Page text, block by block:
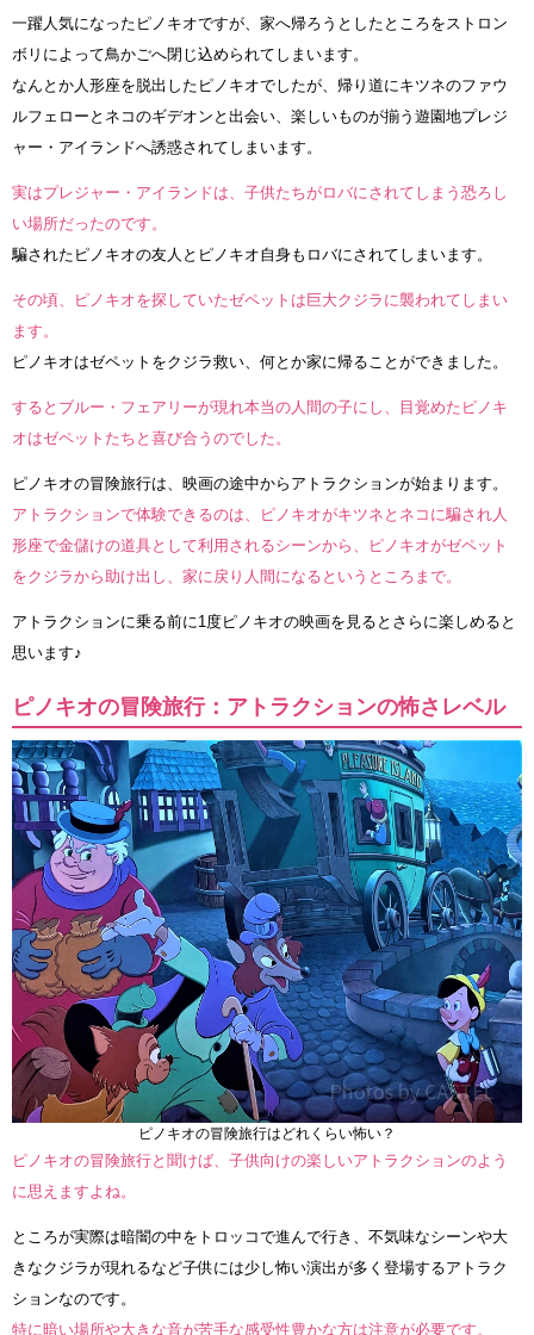
一躍人気になったピノキオですが、家へ帰ろうとしたところをストロン
ボリによって鳥かごへ閉じ込められてしまいます。
なんとか人形座を脱出したピノキオでしたが、帰り道にキツネのファウ
ルフェローとネコのギデオンと出会い、楽しいものが揃う遊園地プレジ
ャー・アイランドへ誘惑されてしまいます。
実はプレジャー・アイランドは、子供たちがロバにされてしまう恐ろし
い場所だったのです。
騙されたピノキオの友人とピノキオ自身もロバにされてしまいます。
その頃、ピノキオを探していたゼペットは巨大クジラに襲われてしまい
ます。
ピノキオはゼペットをクジラ救い、何とか家に帰ることができました。
するとブルー・フェアリーが現れ本当の人間の子にし、目覚めたピノキ
オはゼペットたちと喜び合うのでした。
ピノキオの冒険旅行は、映画の途中からアトラクションが始まります。
アトラクションで体験できるのは、ピノキオがキツネとネコに騙され人
形座で金儲けの道具として利用されるシーンから、ピノキオがゼペット
をクジラから助け出し、家に戻り人間になるというところまで。
アトラクションに乗る前に1度ピノキオの映画を見るとさらに楽しめると
思います♪
ピノキオの冒険旅行：アトラクションの怖さレベル
ピノキオの冒険旅行はどれくらい怖い？
ピノキオの冒険旅行と聞けば、子供向けの楽しいアトラクションのよう
に思えますよね。
ところが実際は暗闇の中をトロッコで進んで行き、不気味なシーンや大
きなクジラが現れるなど子供には少し怖い演出が多く登場するアトラク
ションなのです。
特に暗い場所や大きな音が苦手な感受性豊かな方は注意が必要です。